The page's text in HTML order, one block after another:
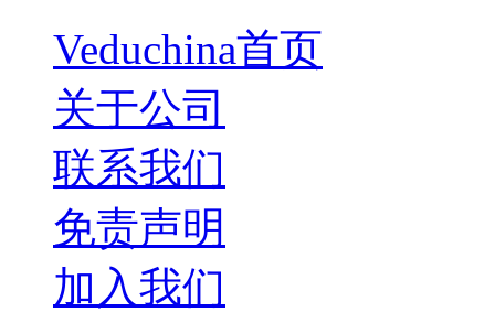
Veduchina首页
关于公司
联系我们
免责声明
加入我们